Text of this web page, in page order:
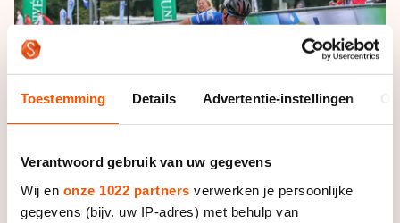
Toestemming Details Advertentie-instellingen
Verantwoord gebruik van uw gegevens
Wij en onze 1022 partners verwerken je persoonlijke
gegevens (bijv. uw IP-adres) met behulp van
Livestreams
Word schaatsfan!
Medaille overzicht
Medaillespiegel
Olympische uitslagen